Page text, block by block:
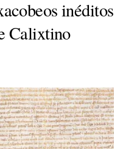
inéditos
Calixtino